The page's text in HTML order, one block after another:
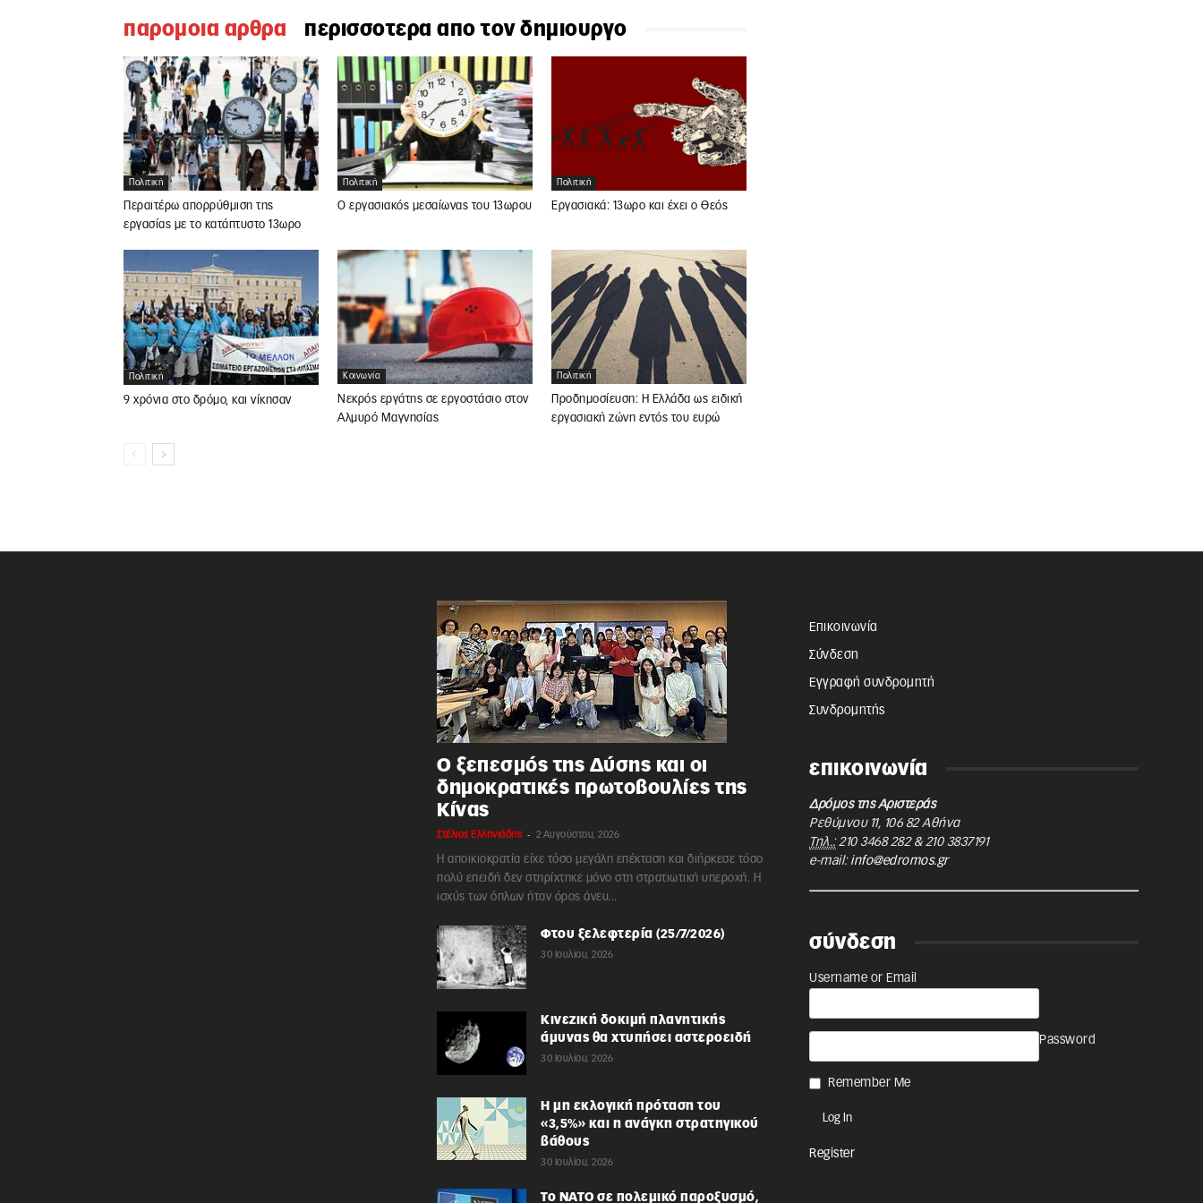
παρομοια αρθρα περισσοτερα απο τον δημιουργο
Πολιτική
Περαιτέρω απορρύθμιση της
εργασίας με το κατάπτυστο 13ωρο
Πολιτική
Ο εργασιακός μεσαίωνας του 13ωρου
Πολιτική
Εργασιακά: 13ωρο και έχει ο Θεός
Πολιτική
9 χρόνια στο δρόμο, και νίκησαν
Κοινωνία
Νεκρός εργάτης σε εργοστάσιο στον
Αλμυρό Μαγνησίας
Πολιτική
Προδημοσίευση: Η Ελλάδα ως ειδική
εργασιακή ζώνη εντός του ευρώ
Ο ξεπεσμός της Δύσης και οι
δημοκρατικές πρωτοβουλίες της
Κίνας
Στέλιος Ελληνιάδης - 2 Αυγούστου, 2026
Η αποικιοκρατία είχε τόσο μεγάλη επέκταση και διήρκεσε τόσο
πολύ επειδή δεν στηρίχτηκε μόνο στη στρατιωτική υπεροχή. Η
ισχύς των όπλων ήταν όρος άνευ...
Φτου ξελεφτερία (25/7/2026)
30 Ιουλίου, 2026
Κινεζική δοκιμή πλανητικής
άμυνας θα χτυπήσει αστεροειδή
30 Ιουλίου, 2026
Η μη εκλογική πρόταση του
«3,5%» και η ανάγκη στρατηγικού
βάθους
30 Ιουλίου, 2026
Το ΝΑΤΟ σε πολεμικό παροξυσμό,
Επικοινωνία
Σύνδεση
Εγγραφή συνδρομητή
Συνδρομητής
επικοινωνία
Δρόμος της Αριστεράς
Ρεθύμνου 11, 106 82 Αθήνα
Τηλ.: 210 3468 282& 210 3837191
e-mail: info@edromos.gr
σύνδεση
Username or Email
Password
Remember Me
Register